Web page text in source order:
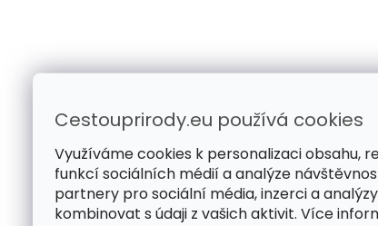
Cestouprirody.eu používá cookies
Využíváme cookies k personalizaci obsahu,
funkcí sociálních médií a analýze
partnery pro sociální média, inzerci a
kombinovat s údaji z vašich aktivit. Více